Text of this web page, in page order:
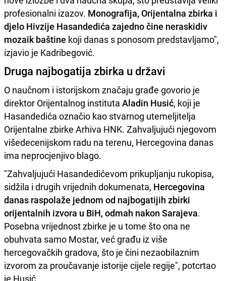
profesionalni izazov. Monografija, Orijentalna zbirka i
djelo Hivzije Hasandedića zajedno čine neraskidiv
mozaik baštine koji danas s ponosom predstavljamo",
izjavio je Kadribegović.
Druga najbogatija zbirka u državi
O naučnom i istorijskom značaju građe govorio je
direktor Orijentalnog instituta Aladin Husić, koji je
Hasandedića označio kao stvarnog utemeljitelja
Orijentalne zbirke Arhiva HNK. Zahvaljujući njegovom
višedecenijskom radu na terenu, Hercegovina danas
ima neprocjenjivo blago.
"Zahvaljujući Hasandedićevom prikupljanju rukopisa,
sidžila i drugih vrijednih dokumenata, Hercegovina
danas raspolaže jednom od najbogatijih zbirki
orijentalnih izvora u BiH, odmah nakon Sarajeva.
Posebna vrijednost zbirke je u tome što ona ne
obuhvata samo Mostar, već građu iz više
hercegovačkih gradova, što je čini nezaobilaznim
izvorom za proučavanje istorije cijele regije", potcrtao
je Husić.